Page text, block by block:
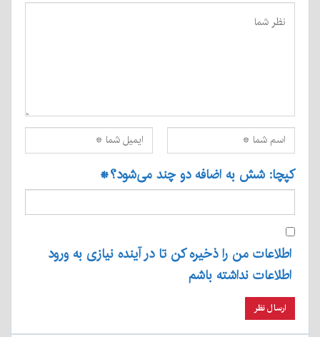
کپچا: شش به اضافه دو چند می‌شود؟*
اطلاعات من را ذخیره کن تا در آینده نیازی به ورود
اطلاعات نداشته باشم